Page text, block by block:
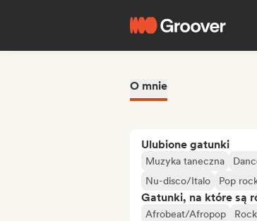
O mnie
Ulubione gatunki
Muzyka taneczna
Nu-disco/Italo
Pop
Gatunki, na które są
Afrobeat/Afropop